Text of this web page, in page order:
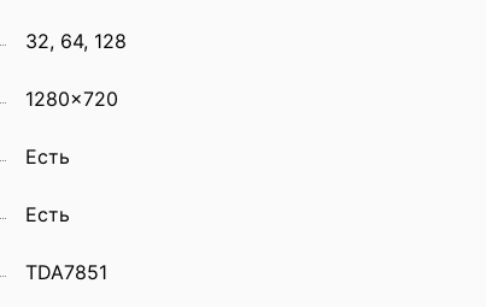
32, 64, 128
1280x720
Eсть
Есть
TDA7851